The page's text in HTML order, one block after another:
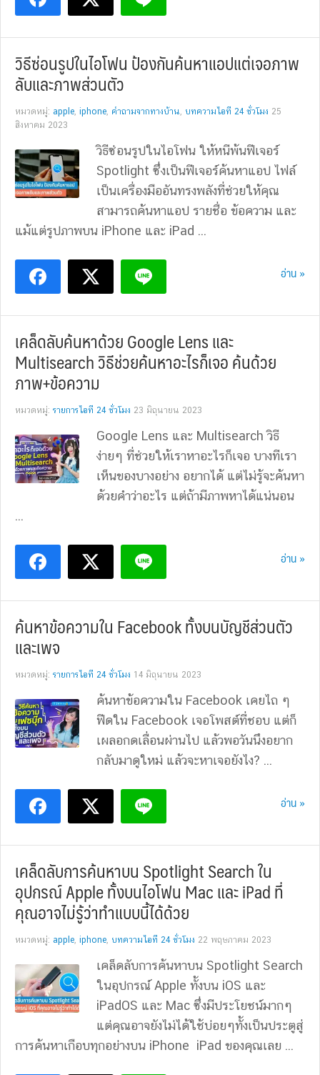
วิธีซ่อนรูปในไอโฟน ป้องกันค้นหาแอปแต่เจอภาพ
ลับและภาพส่วนตัว
หมวดหมู่: apple, iphone, คำถามจากทางบ้าน, บทความไอที 24 ชั่วโมง 25
สิงหาคม 2023
วิธีซ่อนรูปในไอโฟน ให้หนีพ้นฟีเจอร์
Spotlight ซึ่งเป็นฟีเจอร์ค้นหาแอป ไฟล์
เป็นเครื่องมืออันทรงพลังที่ช่วยให้คุณ
สามารถค้นหาแอป รายชื่อ ข้อความ และ
แม้แต่รูปภาพบน iPhone และ iPad ...
อ่าน »
เคล็ดลับค้นหาด้วย Google Lens และ
Multisearch วิธีช่วยค้นหาอะไรก็เจอ ค้นด้วย
ภาพ+ข้อความ
หมวดหมู่: รายการไอที 24 ชั่วโมง 23 มิถุนายน 2023
Google Lens และ Multisearch วิธี
ง่ายๆ ที่ช่วยให้เราหาอะไรก็เจอ บางทีเรา
เห็นของบางอย่าง อยากได้ แต่ไม่รู้จะค้นหา
ด้วยคำว่าอะไร แต่ถ้ามีภาพหาได้แน่นอน
...
อ่าน »
ค้นหาข้อความใน Facebook ทั้งบนบัญชีส่วนตัว
และเพจ
หมวดหมู่: รายการไอที 24 ชั่วโมง 14 มิถุนายน 2023
ค้นหาข้อความใน Facebook เคยไถ ๆ
ฟีดใน Facebook เจอโพสต์ที่ชอบ แต่ก็
เผลอกดเลื่อนผ่านไป แล้วพอวันนึงอยาก
กลับมาดูใหม่ แล้วจะหาเจอยังไง? ...
อ่าน »
เคล็ดลับการค้นหาบน Spotlight Search ใน
อุปกรณ์ Apple ทั้งบนไอโฟน Mac และ iPad ที่
คุณอาจไม่รู้ว่าทำแบบนี้ได้ด้วย
หมวดหมู่: apple, iphone, บทความไอที 24 ชั่วโมง 22 พฤษภาคม 2023
เคล็ดลับการค้นหาบน Spotlight Search
ในอุปกรณ์ Apple ทั้งบน iOS และ
iPadOS และ Mac ซึ่งมีประโยชน์มากๆ
แต่คุณอาจยังไม่ได้ใช้บ่อยๆทั้งเป็นประตูสู่
การค้นหาเกือบทุกอย่างบน iPhone iPad ของคุณเลย ...